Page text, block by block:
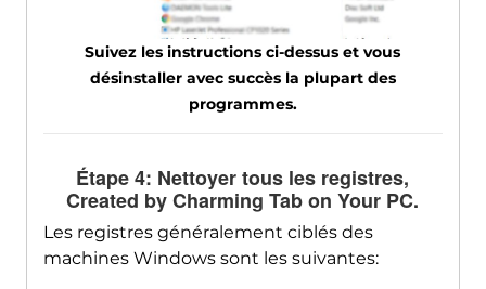
Suivez les instructions ci-dessus et vous
désinstaller avec succès la plupart des
programmes.
Étape 4: Nettoyer tous les registres,
Created by Charming Tab on Your PC.
Les registres généralement ciblés des
machines Windows sont les suivantes: